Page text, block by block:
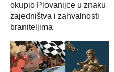
okupio Plovanijce u znaku
zajedništva i zahvalnosti
braniteljima